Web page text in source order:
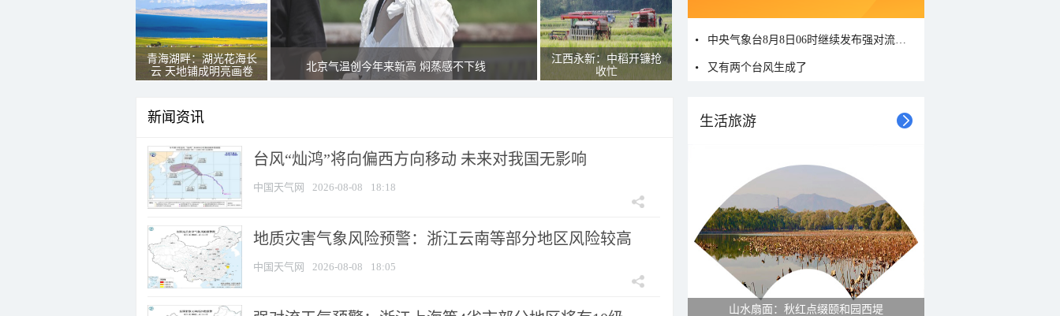
青海湖畔：湖光花海长
云 天地铺成明亮画卷
北京气温创今年来新高 焖蒸感不下线
江西永新：中稻开镰抢
收忙
新闻资讯
台风“灿鸿”将向偏西方向移动 未来对我国无影响
中国天气网 2026-08-08 18:18
地质灾害气象风险预警：浙江云南等部分地区风险较高
中国天气网 2026-08-08 18:05
又有两个台风生成了
生活旅游
山水扇面：秋红点缀颐和园西堤